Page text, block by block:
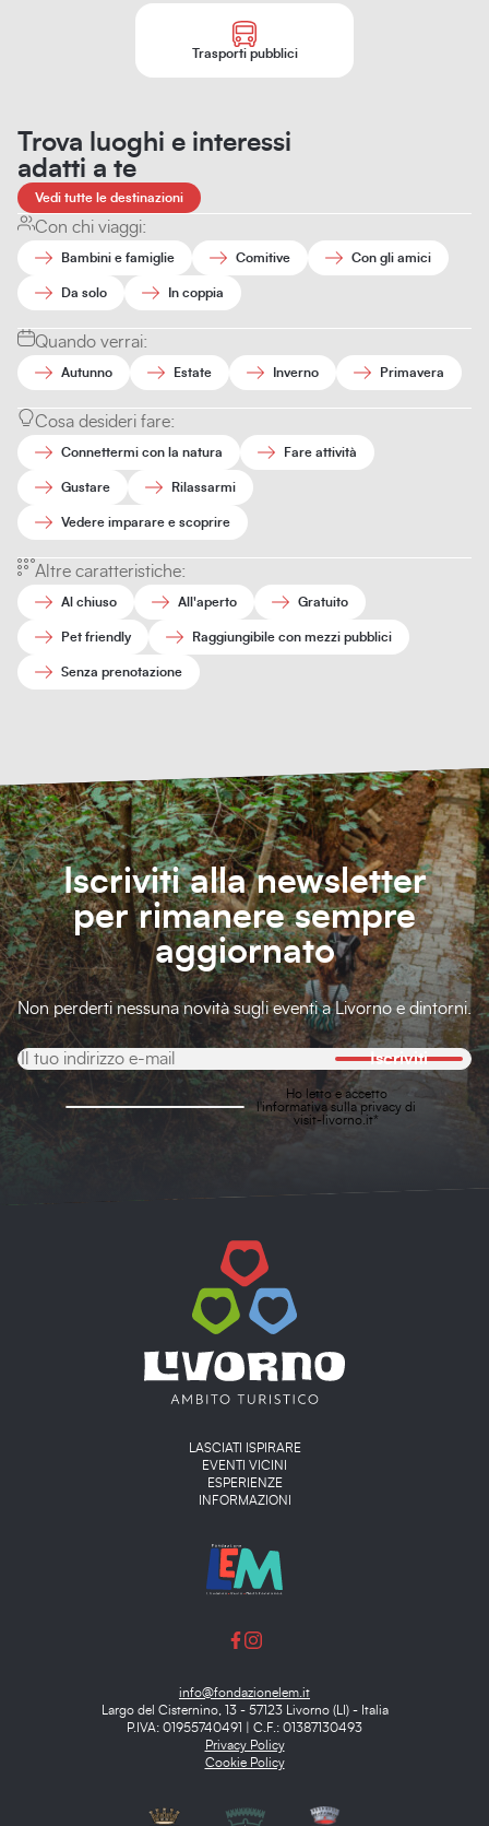
Trasporti pubblici
Trova luoghi e interessi
adatti a te
Vedi tutte le destinazioni
Con chi viaggi:
Bambini e famiglie Comitive Con gli amici
Da solo In coppia
Quando verrai:
Autunno Estate Inverno Primavera
Cosa desideri fare:
Connettermi con la natura Fare attività
Gustare Rilassarmi
Vedere imparare e scoprire
Altre caratteristiche:
Al chiuso All'aperto Gratuito
Pet friendly Raggiungibile con mezzi pubblici
Senza prenotazione
Iscriviti alla newsletter
per rimanere sempre
aggiornato
Non perderti nessuna novità sugli eventi a Livorno e dintorni.
Iscriviti
Ho letto e accetto
l'informativa sulla privacy di
visit-livorno.it*
LASCIATI ISPIRARE
EVENTI VICINI
ESPERIENZE
INFORMAZIONI
info@fondazionelem.it
Largo del Cisternino, 13 - 57123 Livorno (LI) - Italia
P.IVA: 01955740491 | C.F.: 01387130493
Privacy Policy
Cookie Policy